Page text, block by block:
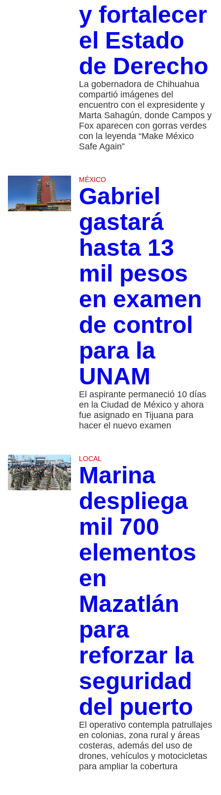
y fortalecer
el Estado
de Derecho
La gobernadora de Chihuahua
compartió imágenes del
encuentro con el expresidente y
Marta Sahagún, donde Campos y
Fox aparecen con gorras verdes
con la leyenda “Make México
Safe Again”
MÉXICO
Gabriel
gastará
hasta 13
mil pesos
en examen
de control
para la
UNAM
El aspirante permaneció 10 días
en la Ciudad de México y ahora
fue asignado en Tijuana para
hacer el nuevo examen
LOCAL
Marina
despliega
mil 700
elementos
en
Mazatlán
para
reforzar la
seguridad
del puerto
El operativo contempla patrullajes
en colonias, zona rural y áreas
costeras, además del uso de
drones, vehículos y motocicletas
para ampliar la cobertura